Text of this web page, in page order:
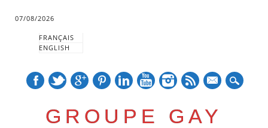
07/08/2026
FRANÇAIS
ENGLISH
GROUPE GAY